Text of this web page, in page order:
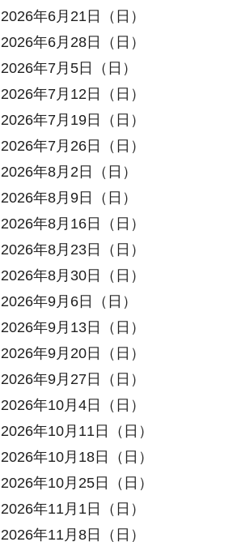
2026年6月21日（日）
2026年6月28日（日）
2026年7月5日（日）
2026年7月12日（日）
2026年7月19日（日）
2026年7月26日（日）
2026年8月2日（日）
2026年8月9日（日）
2026年8月16日（日）
2026年8月23日（日）
2026年8月30日（日）
2026年9月6日（日）
2026年9月13日（日）
2026年9月20日（日）
2026年9月27日（日）
2026年10月4日（日）
2026年10月11日（日）
2026年10月18日（日）
2026年10月25日（日）
2026年11月1日（日）
2026年11月8日（日）